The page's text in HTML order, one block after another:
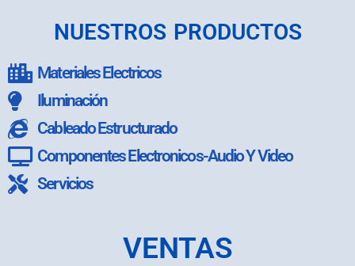
NUESTROS PRODUCTOS
Materiales Electricos
Iluminación
Cableado Estructurado
Componentes Electronicos-Audio Y Video
Servicios
VENTAS